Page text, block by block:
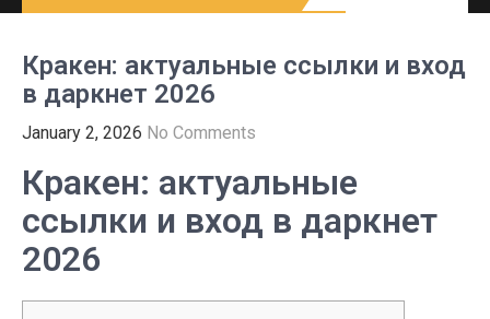
Кракен: актуальные ссылки и вход
в даркнет 2026
January 2, 2026 No Comments
Кракен: актуальные
ссылки и вход в даркнет
2026